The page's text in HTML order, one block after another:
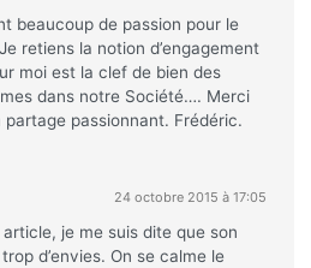
beaucoup de passion pour le
retiens la notion d’engagement
moi est la clef de bien des
dans notre Société…. Merci
partage passionnant. Frédéric.
24 octobre 2015 à 17:05
je me suis dite que son
d’envies. On se calme le